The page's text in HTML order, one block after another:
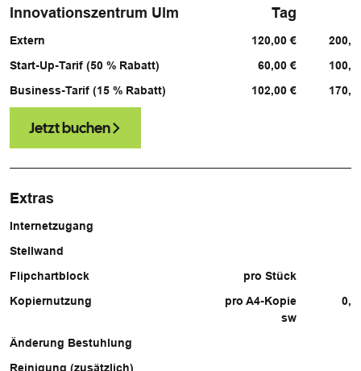
Innovationszentrum Ulm
Tag
Extern 120,00 €
Start-Up-Tarif (50 % Rabatt)
60,00 €
Business-Tarif (15 % Rabatt)
102,00 €
Jetzt buchen
Extras
Internetzugang
Stellwand
Flipchartblock
pro Stück
Kopiernutzung
pro A4-Kopie
sw
Änderung Bestuhlung
Reinigung (zusätzlich)